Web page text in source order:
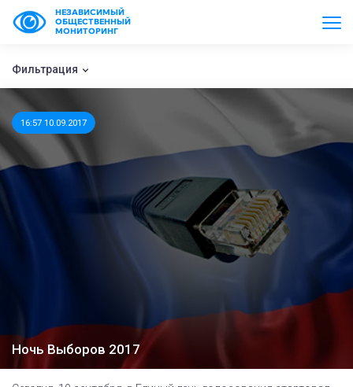
НЕЗАВИСИМЫЙ
ОБЩЕСТВЕННЫЙ
МОНИТОРИНГ
Фильтрация
16:57 10.09.2017
Ночь Выборов 2017